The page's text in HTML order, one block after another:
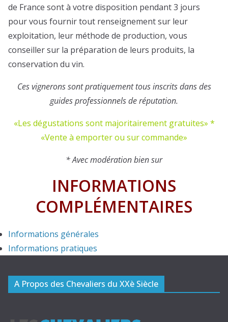
de France sont à votre disposition pendant 3 jours
pour vous fournir tout renseignement sur leur
exploitation, leur méthode de production, vous
conseiller sur la préparation de leurs produits, la
conservation du vin.
Ces vignerons sont pratiquement tous inscrits dans des
guides professionnels de réputation.
«Les dégustations sont majoritairement gratuites» *
«Vente à emporter ou sur commande»
* Avec modération bien sur
INFORMATIONS
COMPLÉMENTAIRES
Informations générales
Informations pratiques
A Propos des Chevaliers du XXè Siècle